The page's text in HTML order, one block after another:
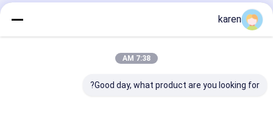
المنتجات الموصى بها
karen
7:38 AM
Good day, what product are you looking for?